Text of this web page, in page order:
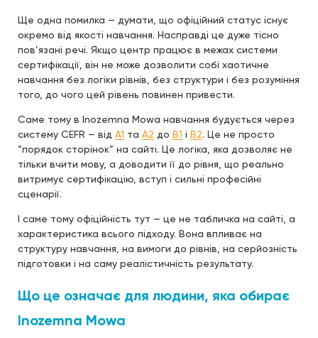
Ще одна помилка — думати, що офіційний статус існує
окремо від якості навчання. Насправді це дуже тісно
пов’язані речі. Якщо центр працює в межах системи
сертифікації, він не може дозволити собі хаотичне
навчання без логіки рівнів, без структури і без розуміння
того, до чого цей рівень повинен привести.
Саме тому в Inozemna Mowa навчання будується через
систему CEFR — від A1 та A2 до B1 і B2. Це не просто
“порядок сторінок” на сайті. Це логіка, яка дозволяє не
тільки вчити мову, а доводити її до рівня, що реально
витримує сертифікацію, вступ і сильні професійні
сценарії.
І саме тому офіційність тут — це не табличка на сайті, а
характеристика всього підходу. Вона впливає на
структуру навчання, на вимоги до рівнів, на серйозність
підготовки і на саму реалістичність результату.
Що це означає для людини, яка обирає
Inozemna Mowa